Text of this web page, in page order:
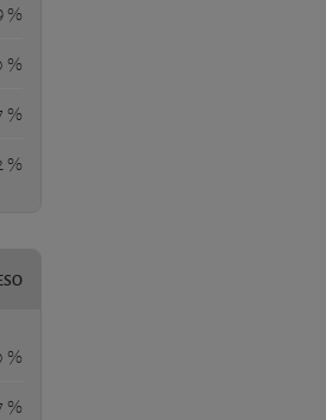
%
%
%
%
%
%